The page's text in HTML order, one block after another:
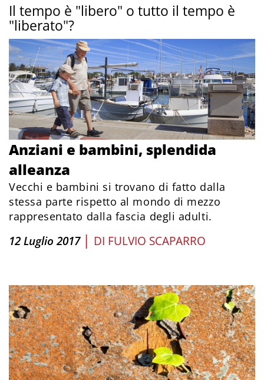
Il tempo è "libero" o tutto il tempo è
"liberato"?
Anziani e bambini, splendida
alleanza
Vecchi e bambini si trovano di fatto dalla
stessa parte rispetto al mondo di mezzo
rappresentato dalla fascia degli adulti.
12 Luglio 2017 | DI FULVIO SCAPARRO